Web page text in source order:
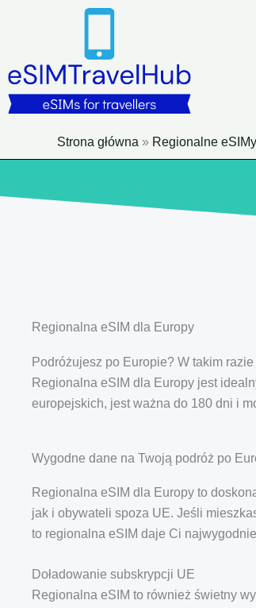
Strona główna » Regionalne eSIMy
Regionalna eSIM dla Europy
Podróżujesz po Europie? W takim
Regionalna eSIM dla Europy jest
europejskich, jest ważna do 180 dni i
Wygodne dane na Twoją podróż po
Regionalna eSIM dla Europy to
jak i obywateli spoza UE. Jeśli
to regionalna eSIM daje Ci
Doładowanie subskrypcji UE
Regionalna eSIM to również świetny